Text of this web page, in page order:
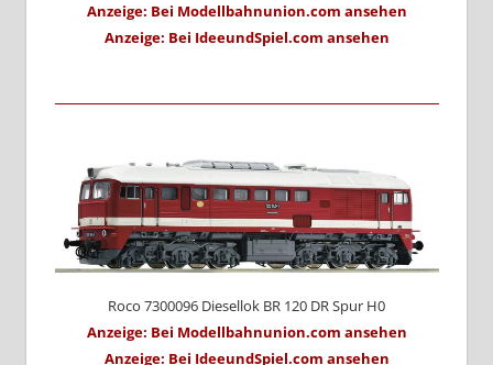
Anzeige: Bei Modellbahnunion.com ansehen
Anzeige: Bei IdeeundSpiel.com ansehen
Roco 7300096 Diesellok BR 120 DR Spur H0
Anzeige: Bei Modellbahnunion.com ansehen
Anzeige: Bei IdeeundSpiel.com ansehen